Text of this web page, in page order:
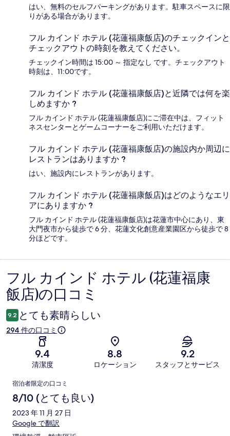
はい、無料のセルフパーキングがあります。駐車スペースに限
りがある場合があります。
フル カインド ホテル (花蓮福康飯店)のチェックインと
チェックアウトの時刻を教えてください。
チェックイン時間は 15:00 ～ 指定なし です。チェックアウト
時刻は、11:00です。
フル カインド ホテル (花蓮福康飯店)と近隣では何を楽
しめますか ?
フル カインド ホテル (花蓮福康飯店)にご滞在中は、フィット
ネスセンターとゲームコーナーをご利用いただけます。
フル カインド ホテル (花蓮福康飯店)の施設内か周辺に
レストランはありますか ?
はい、施設内にレストランがあります。
フル カインド ホテル (花蓮福康飯店)はどのようなエリ
アにありますか ?
フル カインド ホテル (花蓮福康飯店)は花蓮市中心にあり、東
大門夜市から徒歩で 6 分、花蓮文化創意産業園区から徒歩で 8
分ほどです。
口
コ
ミ
フル カインド ホテル (花蓮福康
飯店)の口コミ
9.2 とても素晴らしい
294 件の口コミ
9.4
清潔度
8.8
ロケーション
9.2
スタッフとサービス
口
コ
ミ
宿泊者限定の口コミ
8/10 (とても良い)
2023 年 11 月 27 日
Google で翻訳